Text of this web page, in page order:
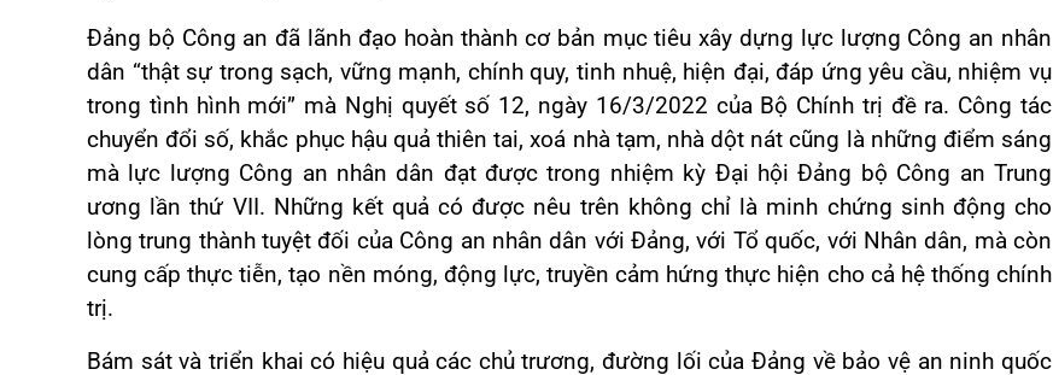
Đảng bộ Công an đã lãnh đạo hoàn thành cơ bản mục tiêu xây dựng lực lượng Công an nhân
dân “thật sự trong sạch, vững mạnh, chính quy, tinh nhuệ, hiện đại, đáp ứng yêu cầu, nhiệm vụ
trong tình hình mới” mà Nghị quyết số 12, ngày 16/3/2022 của Bộ Chính trị đề ra. Công tác
chuyển đổi số, khắc phục hậu quả thiên tai, xoá nhà tạm, nhà dột nát cũng là những điểm sáng
mà lực lượng Công an nhân dân đạt được trong nhiệm kỳ Đại hội Đảng bộ Công an Trung
ương lần thứ VII. Những kết quả có được nêu trên không chỉ là minh chứng sinh động cho
lòng trung thành tuyệt đối của Công an nhân dân với Đảng, với Tổ quốc, với Nhân dân, mà còn
cung cấp thực tiễn, tạo nền móng, động lực, truyền cảm hứng thực hiện cho cả hệ thống chính
trị.
Bám sát và triển khai có hiệu quả các chủ trương, đường lối của Đảng về bảo vệ an ninh quốc